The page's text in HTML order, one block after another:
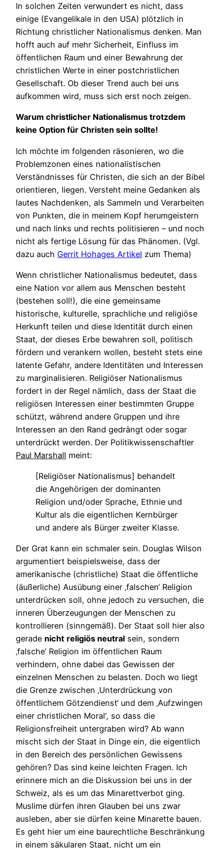
In solchen Zeiten verwundert es nicht, dass
einige (Evangelikale in den USA) plötzlich in
Richtung christlicher Nationalismus denken. Man
hofft auch auf mehr Sicherheit, Einfluss im
öffentlichen Raum und einer Bewahrung der
christlichen Werte in einer postchristlichen
Gesellschaft. Ob dieser Trend auch bei uns
aufkommen wird, muss sich erst noch zeigen.
Warum christlicher Nationalismus trotzdem
keine Option für Christen sein sollte!
Ich möchte im folgenden räsonieren, wo die
Problemzonen eines nationalistischen
Verständnisses für Christen, die sich an der Bibel
orientieren, liegen. Versteht meine Gedanken als
lautes Nachdenken, als Sammeln und Verarbeiten
von Punkten, die in meinem Kopf herumgeistern
und nach links und rechts politisieren – und noch
nicht als fertige Lösung für das Phänomen. (Vgl.
dazu auch Gerrit Hohages Artikel zum Thema)
Wenn christlicher Nationalismus bedeutet, dass
eine Nation vor allem aus Menschen besteht
(bestehen soll!), die eine gemeinsame
historische, kulturelle, sprachliche und religiöse
Herkunft teilen und diese Identität durch einen
Staat, der dieses Erbe bewahren soll, politisch
fördern und verankern wollen, besteht stets eine
latente Gefahr, andere Identitäten und Interessen
zu marginalisieren. Religiöser Nationalismus
fordert in der Regel nämlich, dass der Staat die
religiösen Interessen einer bestimmten Gruppe
schützt, während andere Gruppen und ihre
Interessen an den Rand gedrängt oder sogar
unterdrückt werden. Der Politikwissenschaftler
Paul Marshall meint:
[Religiöser Nationalismus] behandelt
die Angehörigen der dominanten
Religion und/oder Sprache, Ethnie und
Kultur als die eigentlichen Kernbürger
und andere als Bürger zweiter Klasse.
Der Grat kann ein schmaler sein. Douglas Wilson
argumentiert beispielsweise, dass der
amerikanische (christliche) Staat die öffentliche
(äußerliche) Ausübung einer ‚falschen‘ Religion
unterdrücken soll, ohne jedoch zu versuchen, die
inneren Überzeugungen der Menschen zu
kontrollieren (sinngemäß). Der Staat soll hier also
gerade nicht religiös neutral sein, sondern
‚falsche‘ Religion im öffentlichen Raum
verhindern, ohne dabei das Gewissen der
einzelnen Menschen zu belasten. Doch wo liegt
die Grenze zwischen ‚Unterdrückung von
öffentlichem Götzendienst‘ und dem ‚Aufzwingen
einer christlichen Moral‘, so dass die
Religionsfreiheit untergraben wird? Ab wann
mischt sich der Staat in Dinge ein, die eigentlich
in den Bereich des persönlichen Gewissens
gehören? Das sind keine leichten Fragen. Ich
erinnere mich an die Diskussion bei uns in der
Schweiz, als es um das Minarettverbot ging.
Muslime dürfen ihren Glauben bei uns zwar
ausleben, aber sie dürfen keine Minarette bauen.
Es geht hier um eine baurechtliche Beschränkung
in einem säkularen Staat, nicht um ein